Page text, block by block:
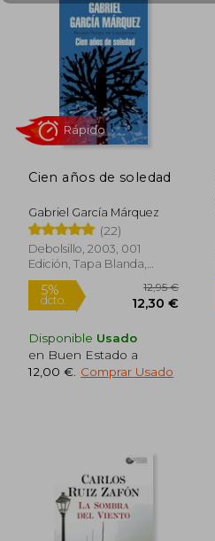
5%
dcto.
Cien años de soledad
Gabriel García Márquez
(22)
Debolsillo, 2003, 001
Edición, Tapa Blanda,
Nuevo
Disponible Usado
en Buen Estado a
12,00 € Comprar Usado